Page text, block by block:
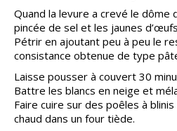
Quand la levure a crevé le dôme
pincée de sel et les jaunes
Pétrir en ajoutant peu à peu le
consistance obtenue de type
Laisse pousser à couvert 30
Battre les blancs en neige et
Faire cuire sur des poêles à
chaud dans un four tiède.